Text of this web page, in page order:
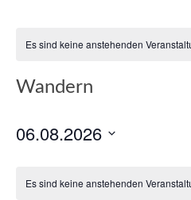
Es sind keine anstehenden
Wandern
06.08.2026
Es sind keine anstehenden